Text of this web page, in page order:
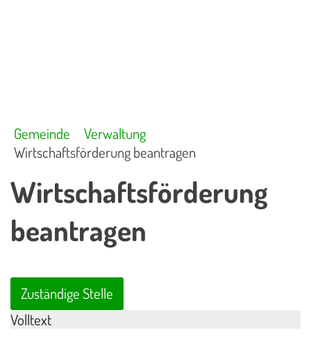
Gemeinde
Verwaltung
Wirtschaftsförderung beantragen
Wirtschaftsförderung
beantragen
Zuständige Stelle
Volltext